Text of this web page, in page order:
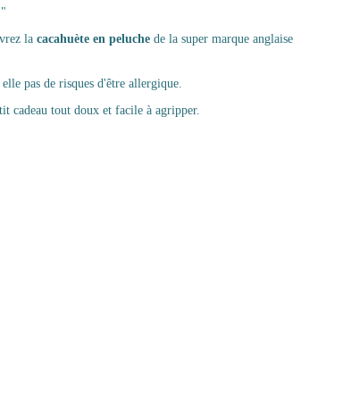
la cacahuète en peluche de la super marque anglaise
pas de risques d'être allergique.
cadeau tout doux et facile à agripper.